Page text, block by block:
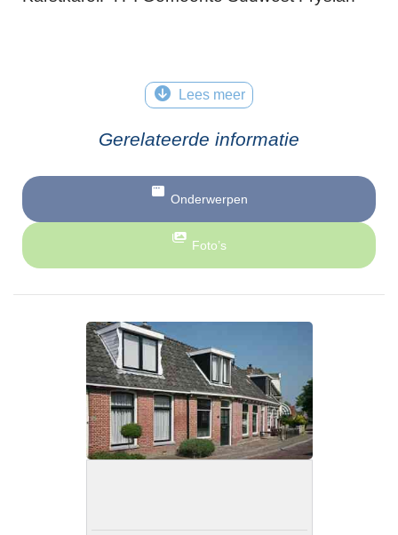
Lees meer
Gerelateerde informatie
Onderwerpen
Foto’s